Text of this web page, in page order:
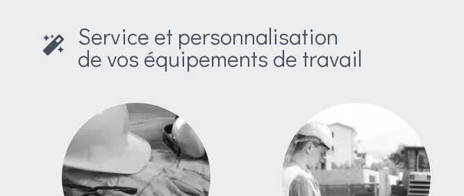
Service et personnalisation
de vos équipements de travail